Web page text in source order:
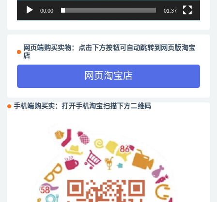
00:00 01:37
网页端购买实物：点击下方按钮可自动跳转到网页版淘宝
店
网页淘宝店
手机端购买实：打开手机淘宝扫描下方二维码